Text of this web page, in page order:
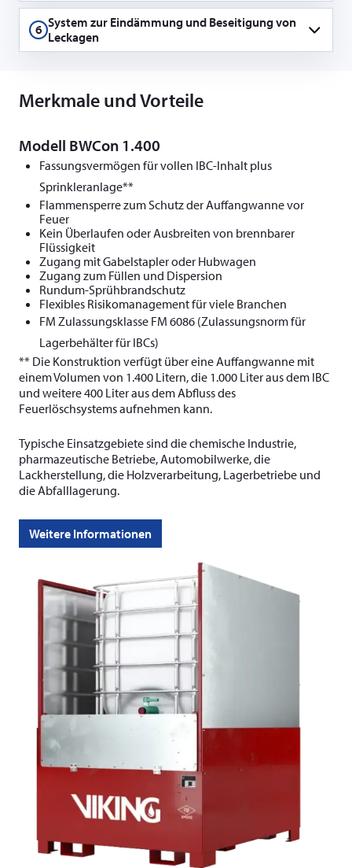
6 System zur Eindämmung und Beseitigung von
Leckagen
Merkmale und Vorteile
Modell BWCon 1.400
Fassungsvermögen für vollen IBC-Inhalt plus
Sprinkleranlage**
Flammensperre zum Schutz der Auffangwanne vor
Feuer
Kein Überlaufen oder Ausbreiten von brennbarer
Flüssigkeit
Zugang mit Gabelstapler oder Hubwagen
Zugang zum Füllen und Dispersion
Rundum-Sprühbrandschutz
Flexibles Risikomanagement für viele Branchen
FM Zulassungsklasse FM 6086 (Zulassungsnorm für
Lagerbehälter für IBCs)
** Die Konstruktion verfügt über eine Auffangwanne mit
einem Volumen von 1.400 Litern, die 1.000 Liter aus dem IBC
und weitere 400 Liter aus dem Abfluss des
Feuerlöschsystems aufnehmen kann.
Typische Einsatzgebiete sind die chemische Industrie,
pharmazeutische Betriebe, Automobilwerke, die
Lackherstellung, die Holzverarbeitung, Lagerbetriebe und
die Abfalllagerung.
Weitere Informationen